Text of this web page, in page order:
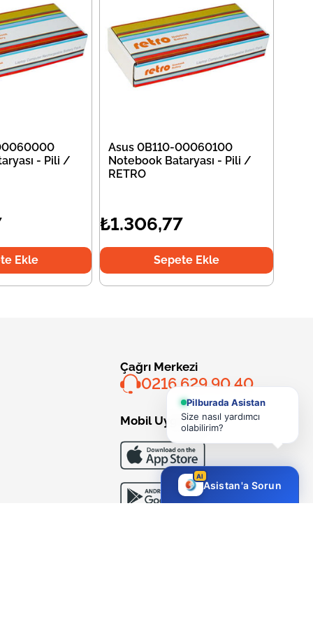
- Pili /
Ekle
Asus 0B110-00060100
Notebook Bataryası - Pili /
RETRO
₺1.306,77
Sepete Ekle
Çağrı Merkezi
0216 629 90 40
Mobil Uygulama
Pilburada Asistan
Size nasıl yardımcı
olabilirim?
AI
Asistan'a Sorun